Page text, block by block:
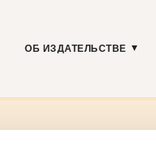
ОБ ИЗДАТЕЛЬСТВЕ